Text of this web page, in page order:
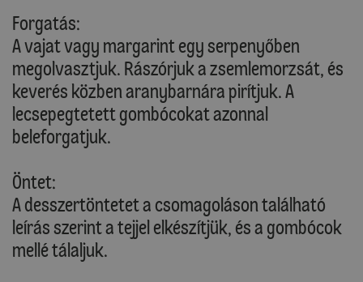
Forgatás:
A vajat vagy margarint egy serpenyőben
megolvasztjuk. Rászórjuk a zsemlemorzsát, és
keverés közben aranybarnára pirítjuk. A
lecsepegtetett gombócokat azonnal
beleforgatjuk.
Öntet:
A desszertöntetet a csomagoláson található
leírás szerint a tejjel elkészítjük, és a gombócok
mellé tálaljuk.